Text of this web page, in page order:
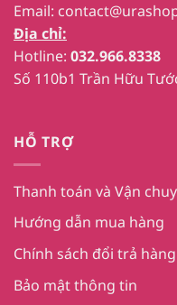
Email:
Địa chỉ:
Hotline: 032.966.8338
Số 110b1 Trần Hữu
HỖ TRỢ
Thanh toán và Vận
Hướng dẫn mua hàng
Chính sách đổi trả hàng
Bảo mật thông tin